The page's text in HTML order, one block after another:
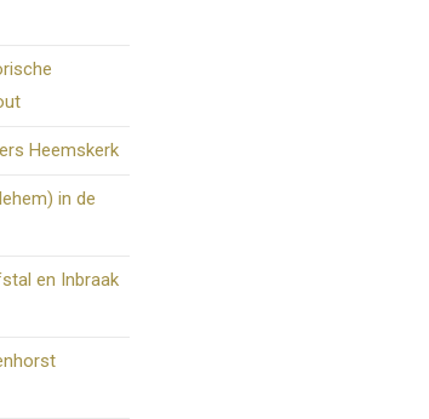
Heemskerk
in de
en Inbraak